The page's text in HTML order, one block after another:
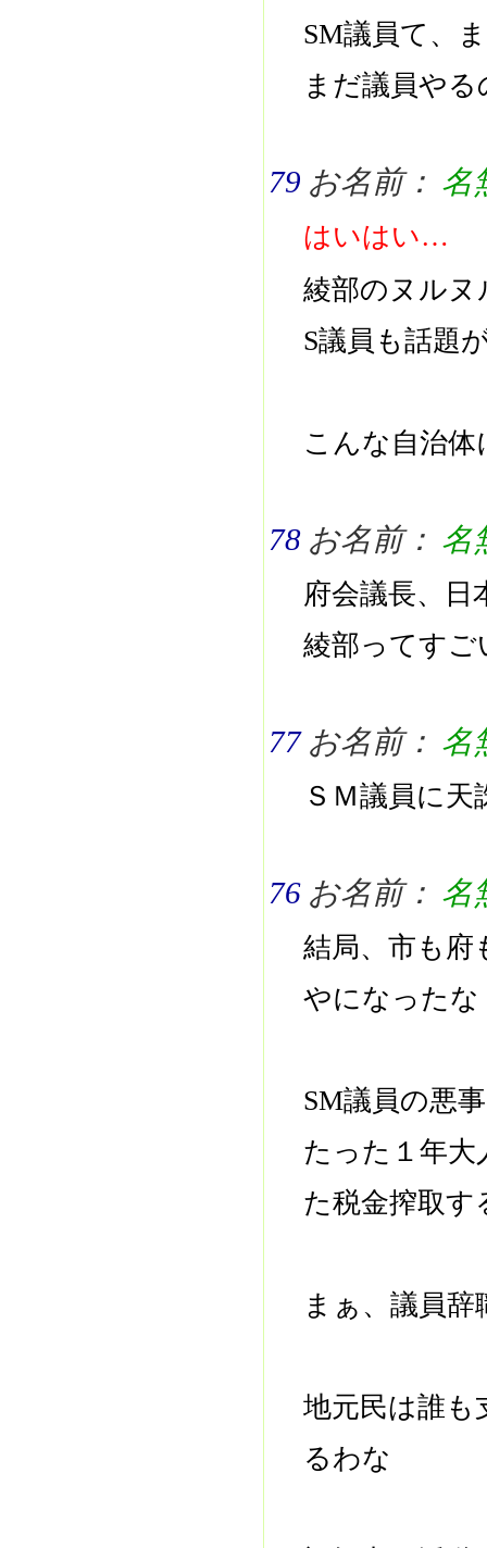
SM議員て、
まだ議員やる
79 お名前： 名
はいはい…
綾部のヌルヌ
S議員も話題
こんな自治
78 お名前： 名
府会議長、日
綾部ってすご
77 お名前： 名
ＳＭ議員に
76 お名前： 名
結局、市も府
やになったな
SM議員の悪
たった１年
た税金搾取
まぁ、議員
地元民は誰も
るわな